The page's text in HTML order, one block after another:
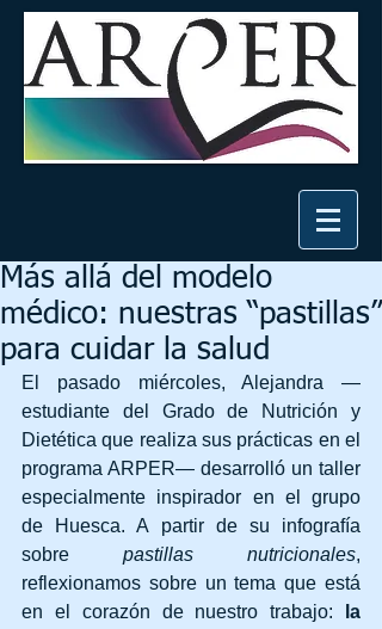
Más allá del modelo
médico: nuestras “pastillas”
para cuidar la salud
El pasado miércoles, Alejandra —
estudiante del Grado de Nutrición y
Dietética que realiza sus prácticas en el
programa ARPER— desarrolló un taller
especialmente inspirador en el grupo
de Huesca. A partir de su infografía
sobre pastillas nutricionales,
reflexionamos sobre un tema que está
en el corazón de nuestro trabajo:
la